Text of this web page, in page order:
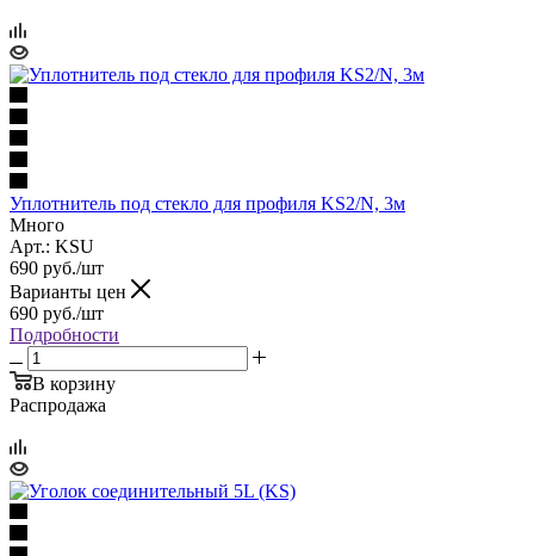
Уплотнитель под стекло для профиля KS2/N, 3м
Много
Арт.: KSU
690 руб./шт
Варианты цен
690 руб./шт
Подробности
В корзину
Распродажа